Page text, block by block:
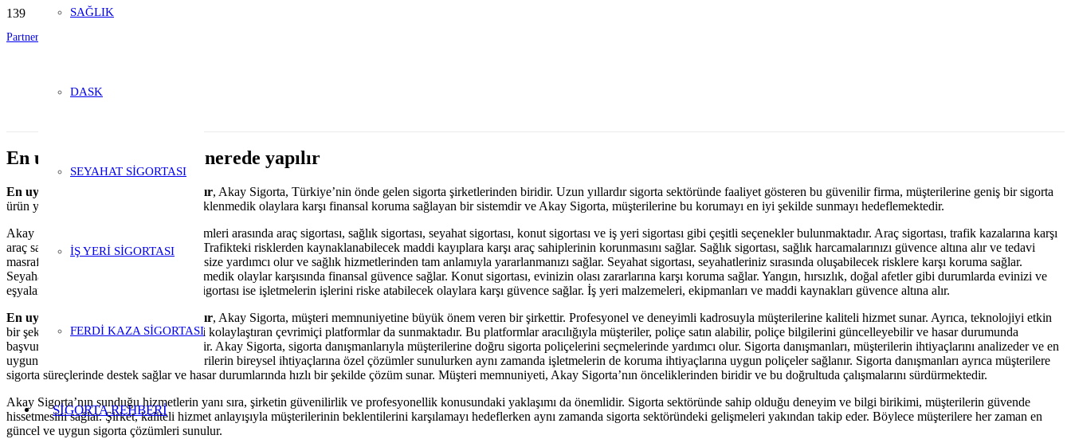
Partnerlik Başvurusu
SAĞLIK
DASK
SEYAHAT SİGORTASI
İŞ YERİ SİGORTASI
FERDİ KAZA SİGORTASI
SİGORTA REHBERİ
En uygun araç sigortası nerede yapılır
En uygun araç sigortası nerede yapılır, Akay Sigorta, Türkiye’nin önde gelen sigorta şirketlerinden biridir. Uzun yıllardır sigorta sektöründe faaliyet gösteren bu güvenilir firma, müşterilerine geniş bir sigorta
ürün yelpazesi sunmaktadır. Sigorta, beklenmedik olaylara karşı finansal koruma sağlayan bir sistemdir ve Akay Sigorta, müşterilerine bu korumayı en iyi şekilde sunmayı hedeflemektedir.
Akay Sigorta’nın sunduğu sigorta çözümleri arasında araç sigortası, sağlık sigortası, seyahat sigortası, konut sigortası ve iş yeri sigortası gibi çeşitli seçenekler bulunmaktadır. Araç sigortası, trafik kazalarına karşı
araç sahiplerine maddi güvence sağlar. Trafikteki risklerden kaynaklanabilecek maddi kayıplara karşı araç sahiplerinin korunmasını sağlar. Sağlık sigortası, sağlık harcamalarınızı güvence altına alır ve tedavi
masraflarınızı karşılar. Acil durumlarda size yardımcı olur ve sağlık hizmetlerinden tam anlamıyla yararlanmanızı sağlar. Seyahat sigortası, seyahatleriniz sırasında oluşabilecek risklere karşı koruma sağlar.
Seyahat sırasında yaşanabilecek beklenmedik olaylar karşısında finansal güvence sağlar. Konut sigortası, evinizin olası zararlarına karşı koruma sağlar. Yangın, hırsızlık, doğal afetler gibi durumlarda evinizi ve
eşyalarınızı güvence altına alır. İş yeri sigortası ise işletmelerin işlerini riske atabilecek olaylara karşı güvence sağlar. İş yeri malzemeleri, ekipmanları ve maddi kaynakları güvence altına alır.
En uygun araç sigortası nerede yapılır, Akay Sigorta, müşteri memnuniyetine büyük önem veren bir şirkettir. Profesyonel ve deneyimli kadrosuyla müşterilerine kaliteli hizmet sunar. Ayrıca, teknolojiyi etkin
bir şekilde kullanarak sigorta işlemlerini kolaylaştıran çevrimiçi platformlar da sunmaktadır. Bu platformlar aracılığıyla müşteriler, poliçe satın alabilir, poliçe bilgilerini güncelleyebilir ve hasar durumunda
başvurularını kolaylıkla gerçekleştirebilir. Akay Sigorta, sigorta danışmanlarıyla müşterilerine doğru sigorta poliçelerini seçmelerinde yardımcı olur. Sigorta danışmanları, müşterilerin ihtiyaçlarını analizeder ve en
uygun sigorta çözümlerini sunar. Müşterilerin bireysel ihtiyaçlarına özel çözümler sunulurken aynı zamanda işletmelerin de koruma ihtiyaçlarına uygun poliçeler sağlanır. Sigorta danışmanları ayrıca müşterilere
sigorta süreçlerinde destek sağlar ve hasar durumlarında hızlı bir şekilde çözüm sunar. Müşteri memnuniyeti, Akay Sigorta’nın önceliklerinden biridir ve bu doğrultuda çalışmalarını sürdürmektedir.
Akay Sigorta’nın sunduğu hizmetlerin yanı sıra, şirketin güvenilirlik ve profesyonellik konusundaki yaklaşımı da önemlidir. Sigorta sektöründe sahip olduğu deneyim ve bilgi birikimi, müşterilerin güvende
hissetmesini sağlar. Şirket, kaliteli hizmet anlayışıyla müşterilerinin beklentilerini karşılamayı hedeflerken aynı zamanda sigorta sektöründeki gelişmeleri yakından takip eder. Böylece müşterilere her zaman en
güncel ve uygun sigorta çözümleri sunulur.